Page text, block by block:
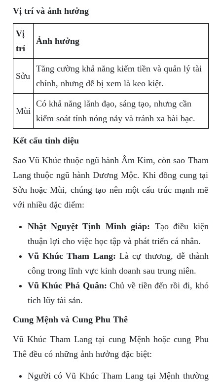
Vị trí và ảnh hưởng
Vị
trí
Ảnh hưởng
Sửu
Tăng cường khả năng kiếm tiền và quản lý tài
chính, nhưng dễ bị xem là keo kiệt.
Mùi
Có khả năng lãnh đạo, sáng tạo, nhưng cần
kiểm soát tính nóng nảy và tránh xa bài bạc.
Kết cấu tinh diệu
Sao Vũ Khúc thuộc ngũ hành Âm Kim, còn sao Tham
Lang thuộc ngũ hành Dương Mộc. Khi đồng cung tại
Sửu hoặc Mùi, chúng tạo nên một cấu trúc mạnh mẽ
với nhiều đặc điểm:
Nhật Nguyệt Tịnh Minh giáp: Tạo điều kiện
thuận lợi cho việc học tập và phát triển cá nhân.
Vũ Khúc Tham Lang: Là cự thương, dễ thành
công trong lĩnh vực kinh doanh sau trung niên.
Vũ Khúc Phá Quân: Chủ về tiền đến rồi đi, khó
tích lũy tài sản.
Cung Mệnh và Cung Phu Thê
Vũ Khúc Tham Lang tại cung Mệnh hoặc cung Phu
Thê đều có những ảnh hưởng đặc biệt:
Người có Vũ Khúc Tham Lang tại Mệnh thường